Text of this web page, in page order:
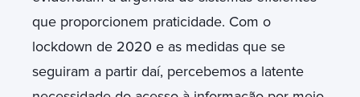
que proporcionem praticidade. Com o
lockdown de 2020 e as medidas que se
seguiram a partir daí, percebemos a latente